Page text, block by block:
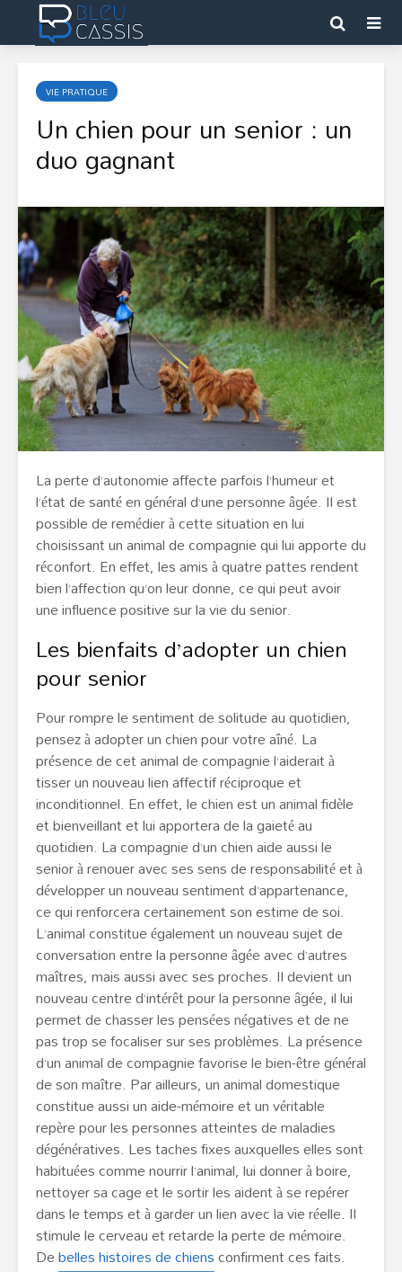
VIE PRATIQUE
Un chien pour un senior : un
duo gagnant
La perte d’autonomie affecte parfois l’humeur et
l’état de santé en général d’une personne âgée. Il est
possible de remédier à cette situation en lui
choisissant un animal de compagnie qui lui apporte du
réconfort. En effet, les amis à quatre pattes rendent
bien l’affection qu’on leur donne, ce qui peut avoir
une influence positive sur la vie du senior.
Les bienfaits d’adopter un chien
pour senior
Pour rompre le sentiment de solitude au quotidien,
pensez à adopter un chien pour votre aîné. La
présence de cet animal de compagnie l’aiderait à
tisser un nouveau lien affectif réciproque et
inconditionnel. En effet, le chien est un animal fidèle
et bienveillant et lui apportera de la gaieté au
quotidien. La compagnie d’un chien aide aussi le
senior à renouer avec ses sens de responsabilité et à
développer un nouveau sentiment d’appartenance,
ce qui renforcera certainement son estime de soi.
L’animal constitue également un nouveau sujet de
conversation entre la personne âgée avec d’autres
maîtres, mais aussi avec ses proches. Il devient un
nouveau centre d’intérêt pour la personne âgée, il lui
permet de chasser les pensées négatives et de ne
pas trop se focaliser sur ses problèmes. La présence
d’un animal de compagnie favorise le bien-être général
de son maître. Par ailleurs, un animal domestique
constitue aussi un aide-mémoire et un véritable
repère pour les personnes atteintes de maladies
dégénératives. Les taches fixes auxquelles elles sont
habituées comme nourrir l’animal, lui donner à boire,
nettoyer sa cage et le sortir les aident à se repérer
dans le temps et à garder un lien avec la vie réelle. Il
stimule le cerveau et retarde la perte de mémoire.
Debelles histoires de chiensconfirment ces faits.